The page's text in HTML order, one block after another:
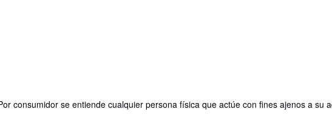
consumidor se entiende cualquier persona física que actúe con fines ajenos a su